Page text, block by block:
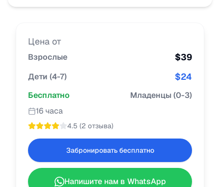
Цена от
Взрослые $39
Дети (4-7) $24
Бесплатно Младенцы(0-3)
16 часа
4.5 (2 отзыва)
Забронировать бесплатно
Напишите нам в WhatsApp